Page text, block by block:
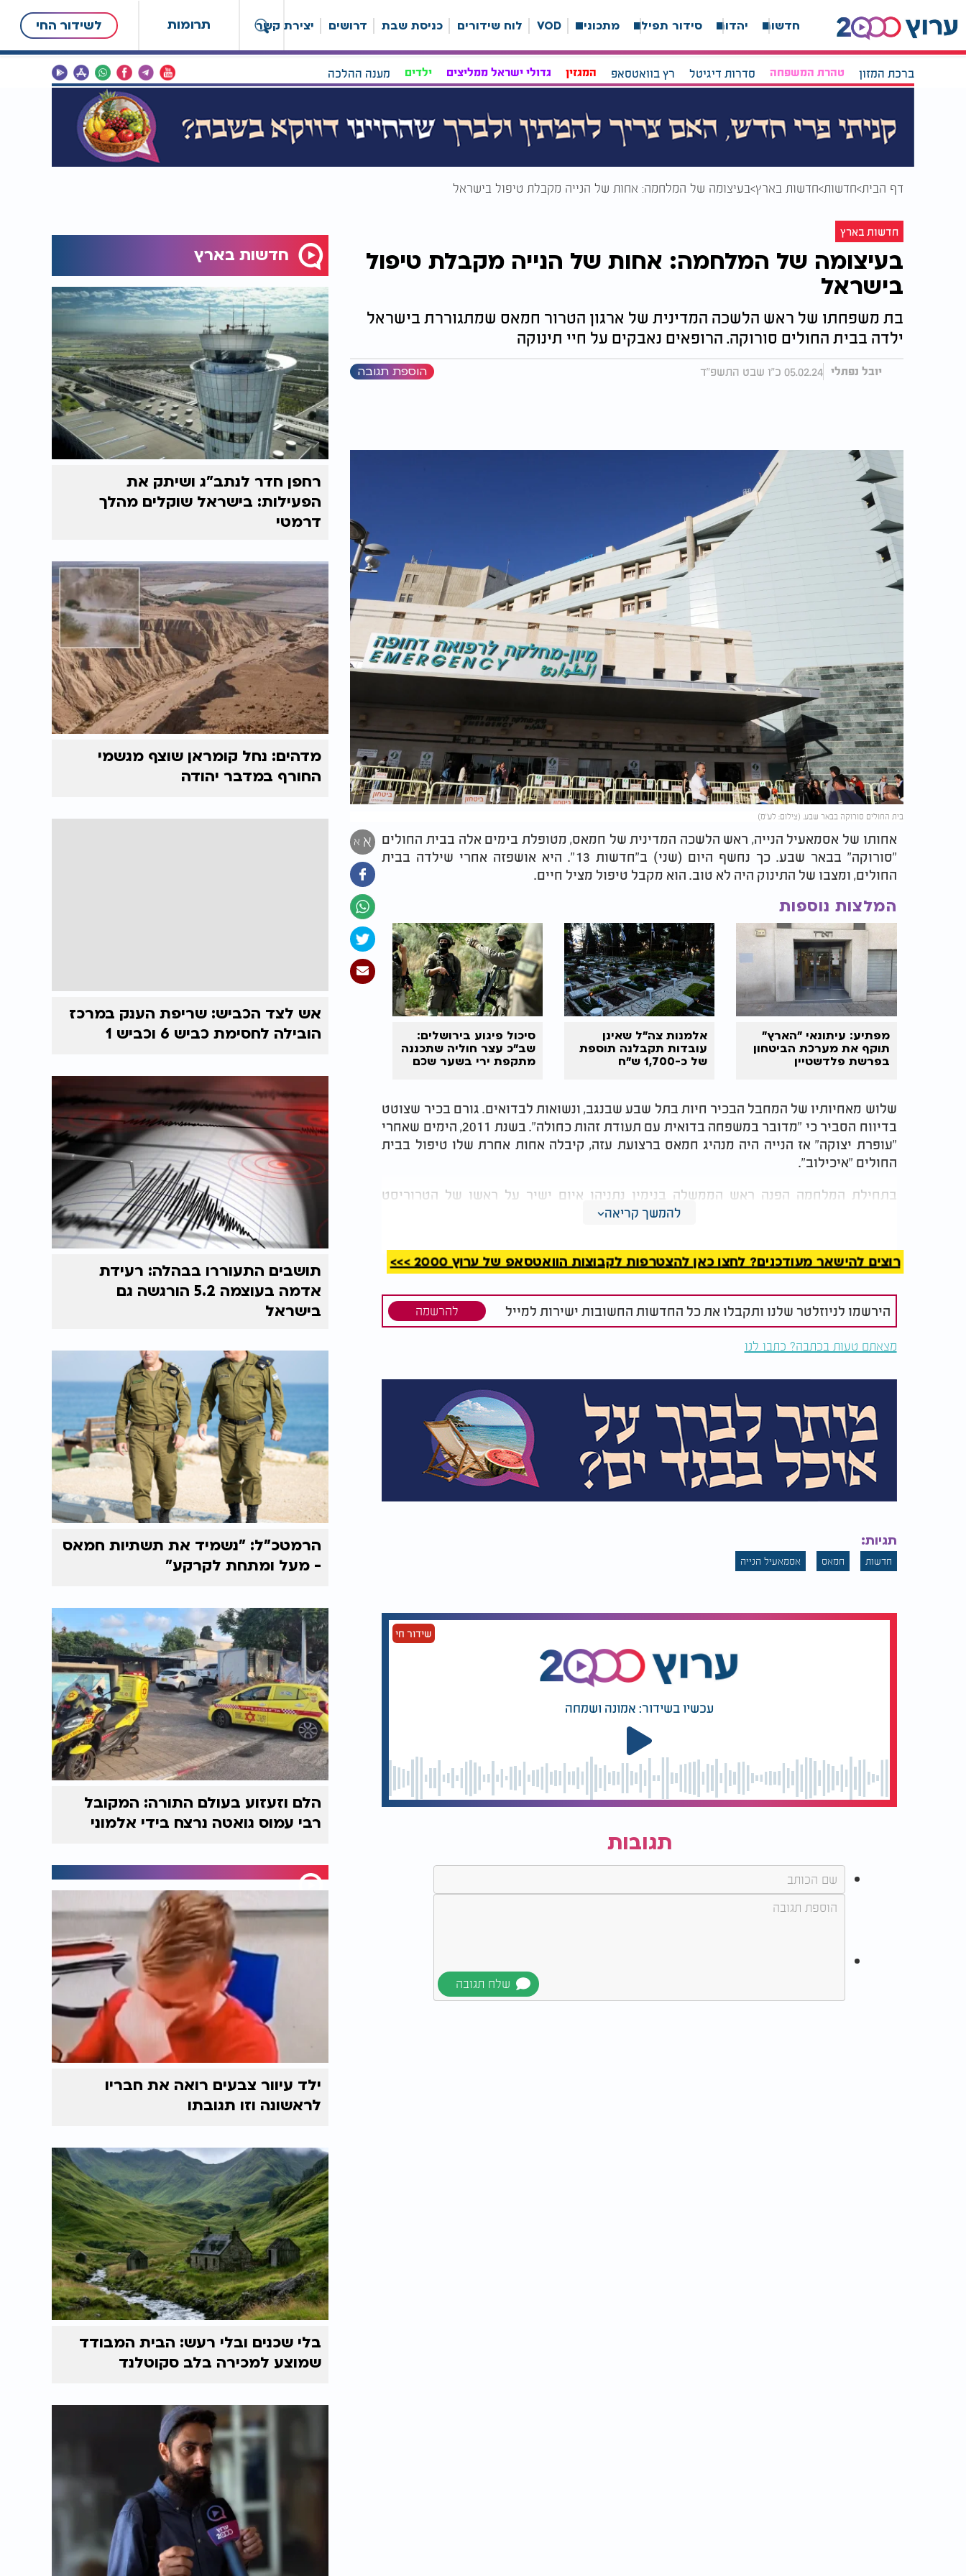
תרומות לשידור החי חדשות יהדות סידור תפילה מתכונים VOD לוח שידורים כניסת שבת דרושים יצירת קשר
ברכת המזון טהרת המשפחה סדרות דיגיטל רץ בוואטסאפ המגזין גדולי ישראל ממליצים ילדים מענה ההלכה
דף הבית חדשות חדשות בארץ בעיצומה של המלחמה: אחות של הנייה מקבלת טיפול בישראל
חדשות בארץ
בעיצומה של המלחמה: אחות של הנייה מקבלת טיפול
בישראל
בת משפחתו של ראש הלשכה המדינית של ארגון הטרור חמאס שמתגוררת בישראל
ילדה בבית החולים סורוקה. הרופאים נאבקים על חיי תינוקה
יובל נפתלי 05.02.24 כ"ו שבט התשפ"ד הוספת תגובה
בית החולים סורוקה בבאר שבע. (צילום: לע"מ)
א א
אחותו של אסמאעיל הנייה, ראש הלשכה המדינית של חמאס, מטופלת בימים אלה בבית החולים
"סורוקה" בבאר שבע. כך נחשף היום (שני) ב"חדשות 13". היא אושפזה אחרי שילדה בבית
החולים, ומצבו של התינוק היה לא טוב. הוא מקבל טיפול מציל חיים.
המלצות נוספות
מפתיע: עיתונאי "הארץ"
תוקף את מערכת הביטחון
בפרשת פלדשטיין
אלמנות צה"ל שאינן
עובדות תקבלנה תוספת
של כ-1,700 ש"ח
סיכול פיגוע בירושלים:
שב"כ עצר חוליה שתכננה
מתקפת ירי בשער שכם
שלוש מאחיותיו של המחבל הבכיר חיות בתל שבע שבנגב, ונשואות לבדואים. גורם בכיר שצוטט
בדיווח הסביר כי "מדובר במשפחה בדואית עם תעודת זהות כחולה". בשנת 2011, הימים שאחרי
"עופרת יצוקה" אז הנייה היה מנהיג חמאס ברצועת עזה, קיבלה אחות אחרת שלו טיפול בבית
החולים "איכילוב".
בתחילת המלחמה הפנה ראש הממשלה בנימין נתניהו איום ישיר על ראשו של הטרוריסט
הפלסטיני בן ה-62. גם במקום מושבו בקטר, איים אז, נוכל לחסל אותו. להנייה שני אחים ושמונה
להמשך קריאה
רוצים להישאר מעודכנים? לחצו כאן להצטרפות לקבוצות הוואטסאפ של ערוץ 2000 >>>
הירשמו לניוזלטר שלנו ותקבלו את כל החדשות החשובות ישירות למייל להרשמה
מצאתם טעות בכתבה? כתבו לנו
תגיות:
חדשות חמאס אסמאעיל הנייה
שידור חי
עכשיו בשידור: אמונה ושמחה
תגובות
חדשות בארץ
רחפן חדר לנתב"ג ושיתק את
הפעילות: בישראל שוקלים מהלך
דרמטי
מדהים: נחל קומראן שוצף מגשמי
החורף במדבר יהודה
אש לצד הכביש: שריפת הענק במרכז
הובילה לחסימת כביש 6 וכביש 1
תושבים התעוררו בבהלה: רעידת
אדמה בעוצמה 5.2 הורגשה גם
בישראל
הרמטכ"ל: "נשמיד את תשתיות חמאס
- מעל ומתחת לקרקע"
הלם וזעזוע בעולם התורה: המקובל
רבי עמוס גואטה נרצח בידי אלמוני
ילד עיוור צבעים רואה את חבריו
לראשונה וזו תגובתו
בלי שכנים ובלי רעש: הבית המבודד
שמוצע למכירה בלב סקוטלנד